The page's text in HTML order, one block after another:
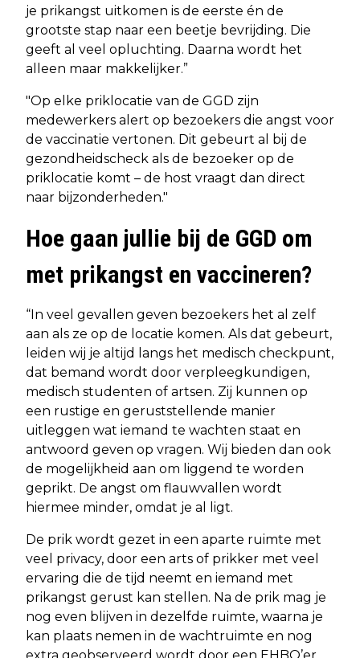
je prikangst uitkomen is de eerste én de
grootste stap naar een beetje bevrijding. Die
geeft al veel opluchting. Daarna wordt het
alleen maar makkelijker.”
"Op elke priklocatie van de GGD zijn
medewerkers alert op bezoekers die angst voor
de vaccinatie vertonen. Dit gebeurt al bij de
gezondheidscheck als de bezoeker op de
priklocatie komt – de host vraagt dan direct
naar bijzonderheden."
Hoe gaan jullie bij de GGD om
met prikangst en vaccineren?
“In veel gevallen geven bezoekers het al zelf
aan als ze op de locatie komen. Als dat gebeurt,
leiden wij je altijd langs het medisch checkpunt,
dat bemand wordt door verpleegkundigen,
medisch studenten of artsen. Zij kunnen op
een rustige en geruststellende manier
uitleggen wat iemand te wachten staat en
antwoord geven op vragen. Wij bieden dan ook
de mogelijkheid aan om liggend te worden
geprikt. De angst om flauwvallen wordt
hiermee minder, omdat je al ligt.
De prik wordt gezet in een aparte ruimte met
veel privacy, door een arts of prikker met veel
ervaring die de tijd neemt en iemand met
prikangst gerust kan stellen. Na de prik mag je
nog even blijven in dezelfde ruimte, waarna je
kan plaats nemen in de wachtruimte en nog
extra geobserveerd wordt door een EHBO’er.